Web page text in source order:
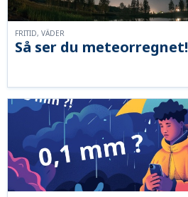
Så ser du meteorregnet!
FRITID, VÄDER